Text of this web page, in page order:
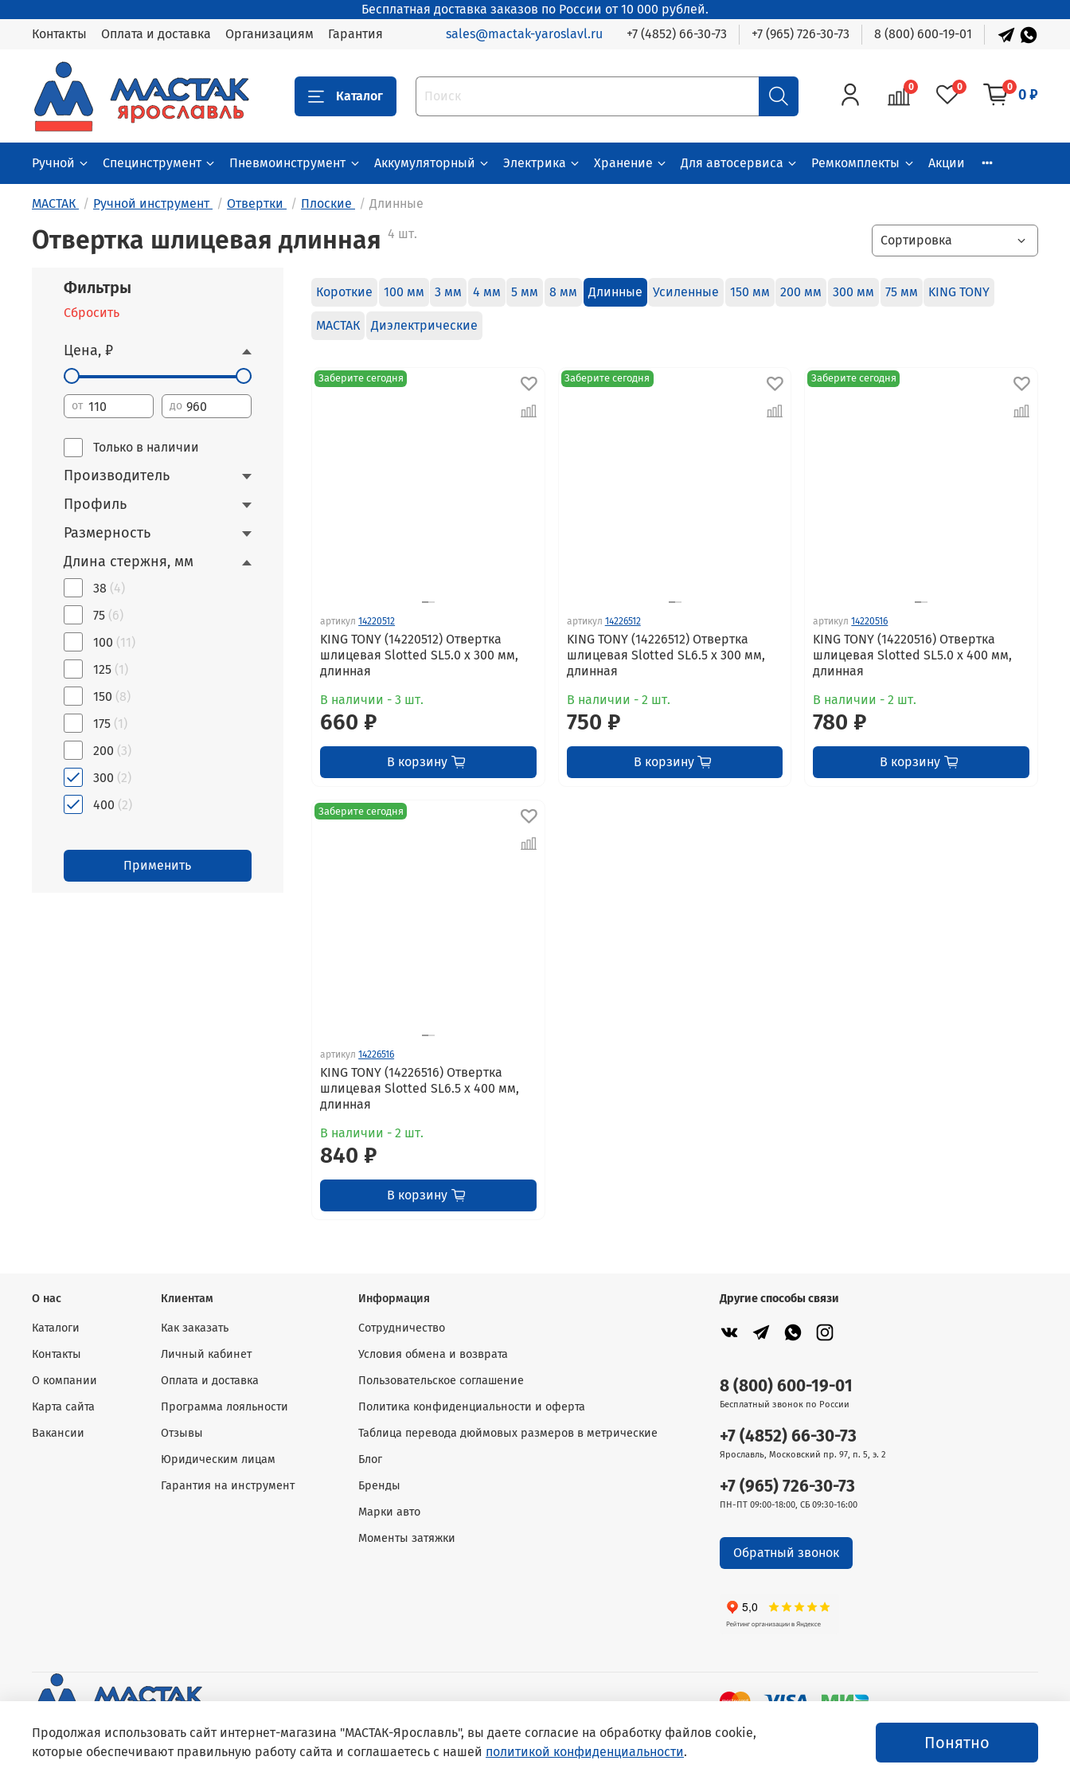
Бесплатная доставка заказов по России от 10 000 рублей.
Контакты
Оплата и доставка Организациям Гарантия sales@mactak-yaroslavl.ru +7 (4852) 66-30-73 +7 (965) 726-30-73 8 (800) 600-19-01
Каталог
0 0 0 0 ₽
Ручной Специнструмент Пневмоинструмент Аккумуляторный Электрика Хранение Для автосервиса Ремкомплекты Акции
МАСТАК Ручной инструмент Отвертки Плоские Длинные
Отвертка шлицевая длинная 4 шт.
Короткие 100 мм 3 мм 4 мм 5 мм 8 мм Длинные Усиленные 150 мм 200 мм 300 мм 75 мм KING TONY
МАСТАК Диэлектрические
Заберите сегодня
артикул 14220512
KING TONY (14220512) Отвертка
шлицевая Slotted SL5.0 x 300 мм,
длинная
В наличии - 3 шт.
660 ₽
В корзину
Заберите сегодня
артикул 14226512
KING TONY (14226512) Отвертка
шлицевая Slotted SL6.5 x 300 мм,
длинная
В наличии - 2 шт.
750 ₽
В корзину
Заберите сегодня
артикул 14220516
KING TONY (14220516) Отвертка
шлицевая Slotted SL5.0 x 400 мм,
длинная
В наличии - 2 шт.
780 ₽
В корзину
Заберите сегодня
артикул 14226516
KING TONY (14226516) Отвертка
шлицевая Slotted SL6.5 x 400 мм,
длинная
В наличии - 2 шт.
840 ₽
В корзину
Фильтры
Сбросить
Цена, ₽
от до
Только в наличии
Производитель
Профиль
Размерность
Длина стержня, мм
38 (4)
75 (6)
100 (11)
125 (1)
150 (8)
175 (1)
200 (3)
300 (2)
400 (2)
Применить
О нас
Каталоги
Контакты
О компании
Карта сайта
Вакансии
Клиентам
Как заказать
Личный кабинет
Оплата и доставка
Программа лояльности
Отзывы
Юридическим лицам
Гарантия на инструмент
Информация
Сотрудничество
Условия обмена и возврата
Пользовательское соглашение
Политика конфиденциальности и оферта
Таблица перевода дюймовых размеров в метрические
Блог
Бренды
Марки авто
Моменты затяжки
Другие способы связи
8 (800) 600-19-01
Бесплатный звонок по России
+7 (4852) 66-30-73
Ярославль, Московский пр. 97, п. 5, э. 2
+7 (965) 726-30-73
ПН-ПТ 09:00-18:00, СБ 09:30-16:00
Обратный звонок
2015 - 2026 Все права защищены © ООО «Еврогрупп» ИНН 7627042669 ОГРН 1157627012828 | МАСТАК Ярославль - официальный дилер торговых
Продвижение сайта -Иванов Егор
Продолжая использовать сайт интернет-магазина "МАСТАК-Ярославль", вы даете согласие на обработку файлов cookie,
которые обеспечивают правильную работу сайта и соглашаетесь с нашей политикой конфиденциальности. Понятно